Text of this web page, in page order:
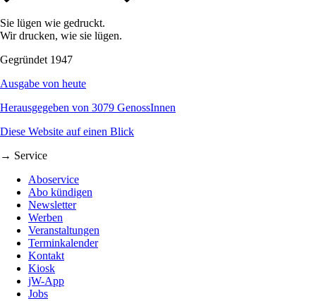
Sie lügen wie gedruckt.
Wir drucken, wie sie lügen.
Gegründet 1947
Ausgabe von heute
Herausgegeben von 3079 GenossInnen
Diese Website auf einen Blick
→ Service
Aboservice
Abo kündigen
Newsletter
Werben
Veranstaltungen
Terminkalender
Kontakt
Kiosk
jW-App
Jobs